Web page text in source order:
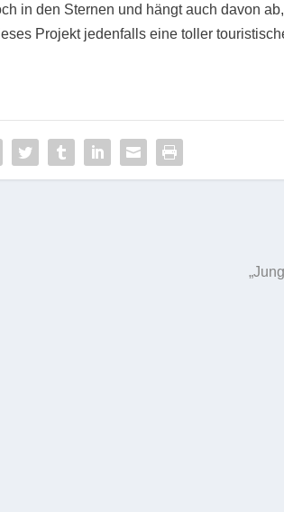
in den Sternen und hängt auch davon
Projekt jedenfalls eine toller